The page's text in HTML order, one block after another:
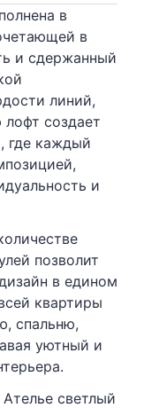
в
в
и сдержанный
линий,
создает
где каждый
и
позволит
в едином
квартиры
спальню,
уютный и
светлый